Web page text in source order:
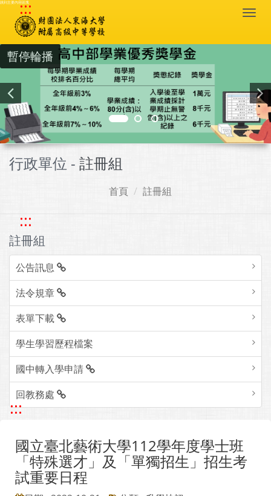
跳到主要內容區塊
:::
暫停輪播
行政單位 - 註冊組
首頁 註冊組
:::
註冊組
公告訊息
法令規章
表單下載
學生學習歷程檔案
國中轉入學申請
回教務處
:::
國立臺北藝術大學112學年度學士班
「特殊選才」及「單獨招生」招生考
試重要日程